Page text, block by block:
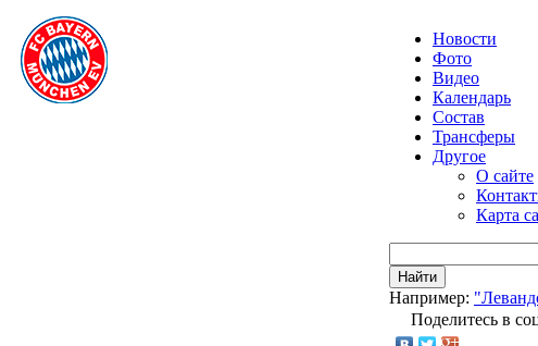
Новости
Фото
Видео
Календарь
Состав
Трансферы
Другое
О сайте
Карта
Найти
Например:
Поделитесь в